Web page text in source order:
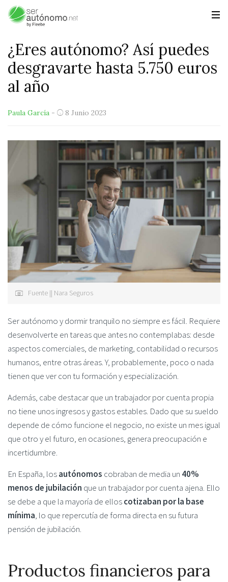
¿Eres autónomo? Así puedes
desgravarte hasta 5.750 euros
al año
Paula García - 8 Junio 2023
Fuente || Nara Seguros
Ser autónomo y dormir tranquilo no siempre es fácil. Requiere
desenvolverte en tareas que antes no contemplabas: desde
aspectos comerciales, de marketing, contabilidad o recursos
humanos, entre otras áreas. Y, probablemente, poco o nada
tienen que ver con tu formación y especialización.
Además, cabe destacar que un trabajador por cuenta propia
no tiene unos ingresos y gastos estables. Dado que su sueldo
depende de cómo funcione el negocio, no existe un mes igual
que otro y el futuro, en ocasiones, genera preocupación e
incertidumbre.
En España, losautónomos cobraban de media un 40%
menos de jubilación que un trabajador por cuenta ajena. Ello
se debe a que la mayoría de elloscotizaban por la base
mínima, lo que repercutía de forma directa en su futura
pensión de jubilación.
Productos financieros para